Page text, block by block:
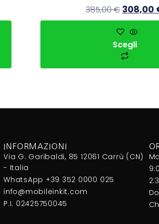
385,00€ 308,00
Scegli
INFORMAZIONI
Via G. Garibaldi, 85 12061 Carrù (CN)
- Italia
WhatsApp +39 352 0000 025
info@mobileinkit.com
P.I. 02425750045